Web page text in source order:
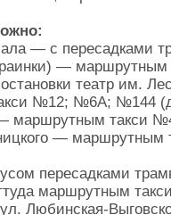
— с пересадками
—
театр им.
№12; №6А; №144
— маршрутным такси
— маршрутным
пересадками
маршрутным
Любинская-